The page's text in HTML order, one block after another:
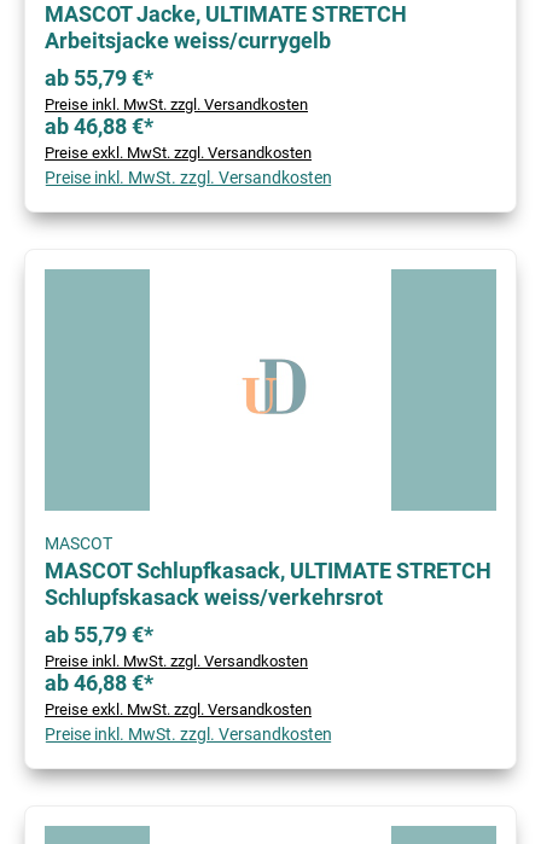
MASCOT Jacke, ULTIMATE STRETCH
Arbeitsjacke weiss/currygelb
ab 55,79 €*
Preise inkl. MwSt. zzgl. Versandkosten
ab 46,88 €*
Preise exkl. MwSt. zzgl. Versandkosten
Preise inkl. MwSt. zzgl. Versandkosten
MASCOT
MASCOT Schlupfkasack, ULTIMATE STRETCH
Schlupfskasack weiss/verkehrsrot
ab 55,79 €*
Preise inkl. MwSt. zzgl. Versandkosten
ab 46,88 €*
Preise exkl. MwSt. zzgl. Versandkosten
Preise inkl. MwSt. zzgl. Versandkosten